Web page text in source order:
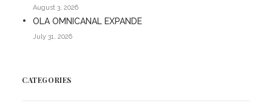
August 3, 2026
OLA OMNICANAL EXPANDE
July 31, 2026
CATEGORIES